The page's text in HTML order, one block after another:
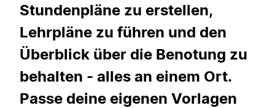
Stundenpläne zu erstellen,
Lehrpläne zu führen und den
Überblick über die Benotung zu
behalten - alles an einem Ort.
Passe deine eigenen Vorlagen